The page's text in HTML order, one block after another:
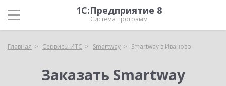
1С:Предприятие 8
Система программ
Главная Сервисы ИТС Smartway Smartway в Иваново
Заказать Smartway